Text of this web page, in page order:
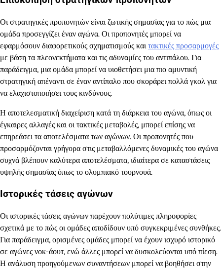
Οι στρατηγικές προπονητών είναι ζωτικής σημασίας για το πώς μια
ομάδα προσεγγίζει έναν αγώνα. Οι προπονητές μπορεί να
εφαρμόσουν διαφορετικούς σχηματισμούς και τακτικές προσαρμογές
με βάση τα πλεονεκτήματα και τις αδυναμίες του αντιπάλου. Για
παράδειγμα, μια ομάδα μπορεί να υιοθετήσει μια πιο αμυντική
στρατηγική απέναντι σε έναν αντίπαλο που σκοράρει πολλά γκολ για
να ελαχιστοποιήσει τους κινδύνους.
Η αποτελεσματική διαχείριση κατά τη διάρκεια του αγώνα, όπως οι
έγκαιρες αλλαγές και οι τακτικές μεταβολές, μπορεί επίσης να
επηρεάσει τα αποτελέσματα των αγώνων. Οι προπονητές που
προσαρμόζονται γρήγορα στις μεταβαλλόμενες δυναμικές του αγώνα
συχνά βλέπουν καλύτερα αποτελέσματα, ιδιαίτερα σε καταστάσεις
υψηλής σημασίας όπως το ολυμπιακό τουρνουά.
Ιστορικές τάσεις αγώνων
Οι ιστορικές τάσεις αγώνων παρέχουν πολύτιμες πληροφορίες
σχετικά με το πώς οι ομάδες αποδίδουν υπό συγκεκριμένες συνθήκες.
Για παράδειγμα, ορισμένες ομάδες μπορεί να έχουν ισχυρό ιστορικό
σε αγώνες νοκ-άουτ, ενώ άλλες μπορεί να δυσκολεύονται υπό πίεση.
Η ανάλυση προηγούμενων συναντήσεων μπορεί να βοηθήσει στην